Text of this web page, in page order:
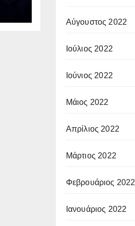
Αύγουστος 2022
Ιούλιος 2022
Ιούνιος 2022
Μάιος 2022
Απρίλιος 2022
Μάρτιος 2022
Φεβρουάριος 2022
Ιανουάριος 2022